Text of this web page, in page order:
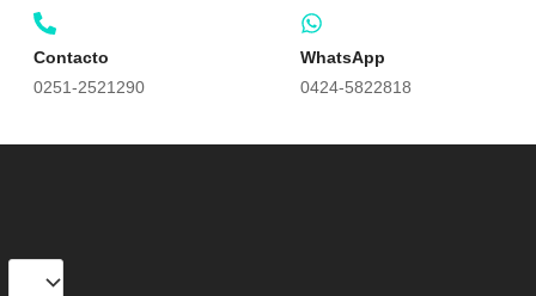
Contacto
0251-2521290
WhatsApp
0424-5822818